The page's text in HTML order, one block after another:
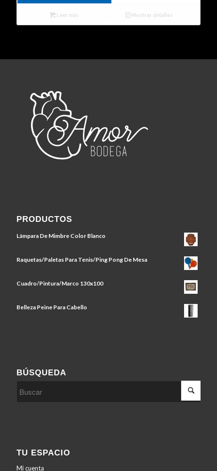
Leer más Mostrar detalles
PRODUCTOS
Lámpara De Mimbre Color Blanco
Raquetas/Paletas Para Tenis/Ping Pong De Mesa
Cuadro/Pintura/Marco 130x100
Belleza Peine Para Cabello
BÚSQUEDA
TU ESPACIO
Mi cuenta